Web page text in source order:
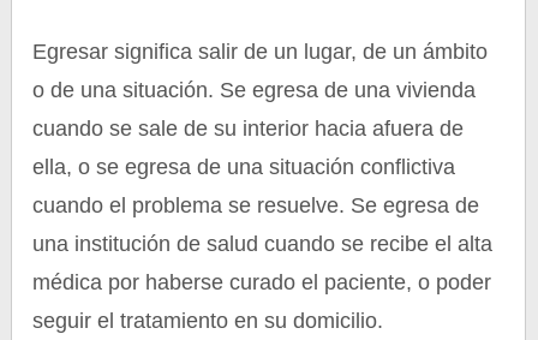
Egresar significa salir de un lugar, de un ámbito
o de una situación. Se egresa de una vivienda
cuando se sale de su interior hacia afuera de
ella, o se egresa de una situación conflictiva
cuando el problema se resuelve. Se egresa de
una institución de salud cuando se recibe el alta
médica por haberse curado el paciente, o poder
seguir el tratamiento en su domicilio.